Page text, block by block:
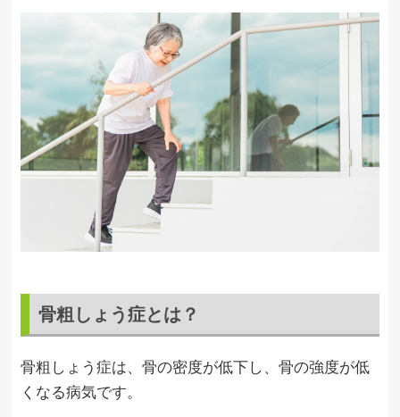
骨粗しょう症とは？
骨粗しょう症は、骨の密度が低下し、骨の強度が低
くなる病気です。